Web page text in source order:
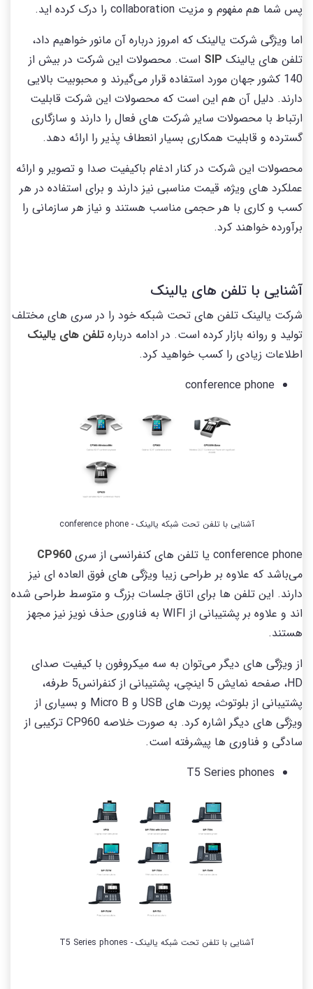
پس شما هم مفهوم و مزیت collaboration را درک کرده اید.
اما ویژگی شرکت یالینک که امروز درباره آن مانور خواهیم داد،
تلفن های یالینک SIP است. محصولات این شرکت در بیش از
140 کشور جهان مورد استفاده قرار می‌گیرند و محبوبیت بالایی
دارند. دلیل آن هم این است که محصولات این شرکت قابلیت
ارتباط با محصولات سایر شرکت های فعال را دارند و سازگاری
گسترده و قابلیت همکاری بسیار انعطاف پذیر را ارائه دهد.
محصولات این شرکت در کنار ادغام باکیفیت صدا و تصویر و ارائه
عملکرد های ویژه، قیمت مناسبی نیز دارند و برای استفاده در هر
کسب و کاری با هر حجمی مناسب هستند و نیاز هر سازمانی را
برآورده خواهند کرد.
آشنایی با تلفن های یالینک
شرکت یالینک تلفن های تحت شبکه خود را در سری های مختلف
تولید و روانه بازار کرده است. در ادامه درباره تلفن های یالینک
اطلاعات زیادی را کسب خواهید کرد.
conference phone
آشنایی با تلفن تحت شبکه یالینک - conference phone
conference phone یا تلفن های کنفرانسی از سری
CP960
می‌باشد که علاوه بر طراحی زیبا ویژگی های فوق العاده ای نیز
دارند. این تلفن ها برای اتاق جلسات بزرگ و متوسط طراحی شده
اند و علاوه بر پشتیبانی از WIFI به فناوری حذف نویز نیز مجهز
هستند.
از ویژگی های دیگر می‌توان به سه میکروفون با کیفیت صدای
HD، صفحه نمایش 5 اینچی، پشتیبانی از کنفرانس5 طرفه،
پشتیبانی از بلوتوث، پورت های USB و Micro B و بسیاری از
ویژگی های دیگر اشاره کرد. به صورت خلاصه CP960 ترکیبی از
سادگی و فناوری ها پیشرفته است.
T5 Series phones
آشنایی با تلفن تحت شبکه یالینک - T5 Series phones